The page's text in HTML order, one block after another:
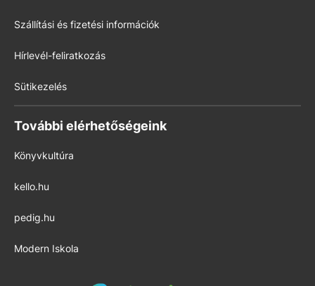
Szállítási és fizetési információk
Hírlevél-feliratkozás
Sütikezelés
További elérhetőségeink
Könyvkultúra
kello.hu
pedig.hu
Modern Iskola